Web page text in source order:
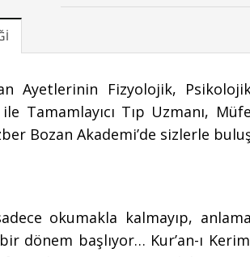
Ayetlerinin Fizyolojik,
Tamamlayıcı Tıp Uzmanı,
Bozan Akademi’de sizlerle
sadece okumakla kalmayıp,
dönem başlıyor… Kur’an-ı